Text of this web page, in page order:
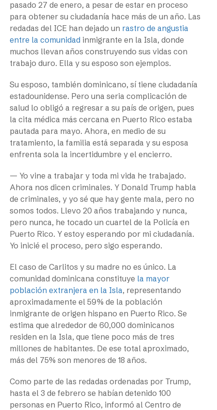
pasado 27 de enero, a pesar de estar en proceso
para obtener su ciudadanía hace más de un año. Las
redadas del ICE han dejado un rastro de angustia
entre la comunidad inmigrante en la Isla, donde
muchos llevan años construyendo sus vidas con
trabajo duro. Ella y su esposo son ejemplos.
Su esposo, también dominicano, sí tiene ciudadanía
estadounidense. Pero una seria complicación de
salud lo obligó a regresar a su país de origen, pues
la cita médica más cercana en Puerto Rico estaba
pautada para mayo. Ahora, en medio de su
tratamiento, la familia está separada y su esposa
enfrenta sola la incertidumbre y el encierro.
— Yo vine a trabajar y toda mi vida he trabajado.
Ahora nos dicen criminales. Y Donald Trump habla
de criminales, y yo sé que hay gente mala, pero no
somos todos. Llevo 20 años trabajando y nunca,
pero nunca, he tocado un cuartel de la Policía en
Puerto Rico. Y estoy esperando por mi ciudadanía.
Yo inicié el proceso, pero sigo esperando.
El caso de Carlitos y su madre no es único. La
comunidad dominicana constituye la mayor
población extranjera en la Isla, representando
aproximadamente el 59% de la población
inmigrante de origen hispano en Puerto Rico. Se
estima que alrededor de 60,000 dominicanos
residen en la Isla, que tiene poco más de tres
millones de habitantes. De ese total aproximado,
más del 75% son menores de 18 años.
Como parte de las redadas ordenadas por Trump,
hasta el 3 de febrero se habían detenido 100
personas en Puerto Rico, informó al Centro de